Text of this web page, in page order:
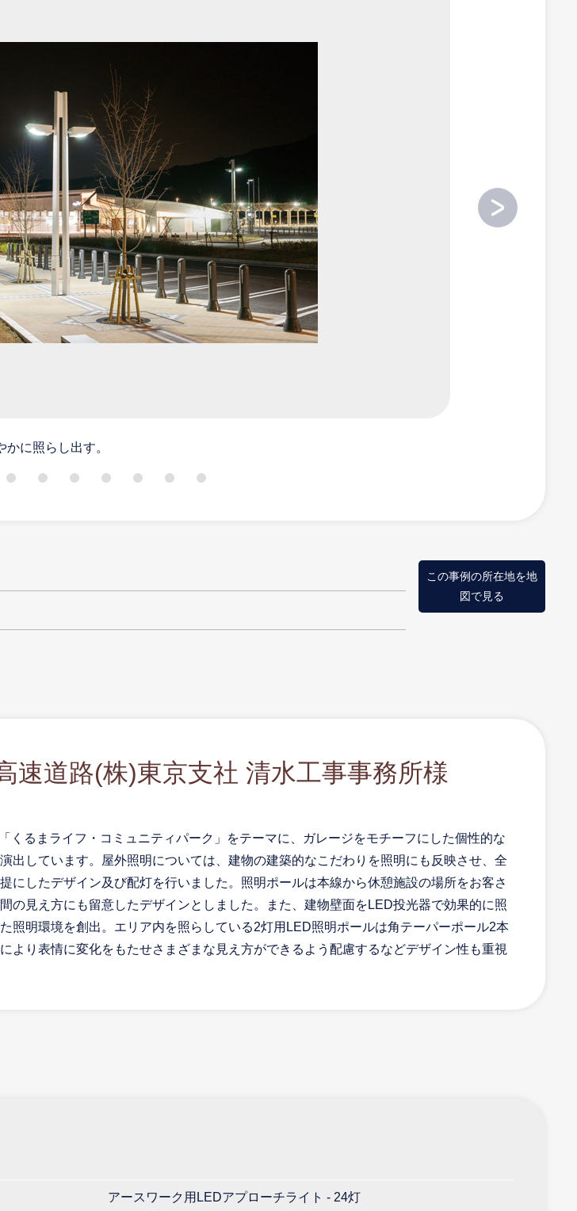
に照らし出す。
この事例の所在地を地
図で見る
速道路(株)東京支社 清水工事事務所様
くるまライフ・コミュニティパーク」をテーマに、ガレージをモチーフにした個性的な
出しています。屋外照明については、建物の建築的なこだわりを照明にも反映させ、全
にしたデザイン及び配灯を行いました。照明ポールは本線から休憩施設の場所をお客さ
の見え方にも留意したデザインとしました。また、建物壁面をLED投光器で効果的に照
照明環境を創出。エリア内を照らしている2灯用LED照明ポールは角テーパーポール2本
より表情に変化をもたせさまざまな見え方ができるよう配慮するなどデザイン性も重視
アースワーク用LEDアプローチライト - 24灯